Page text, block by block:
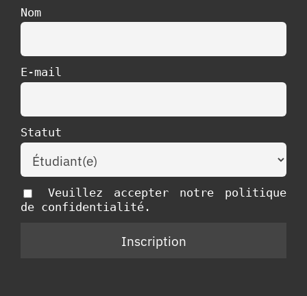
Nom
E-mail
Statut
Veuillez accepter notre politique
de confidentialité.